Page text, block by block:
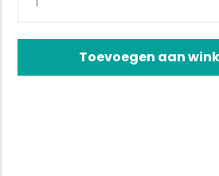
Toevoegen aan